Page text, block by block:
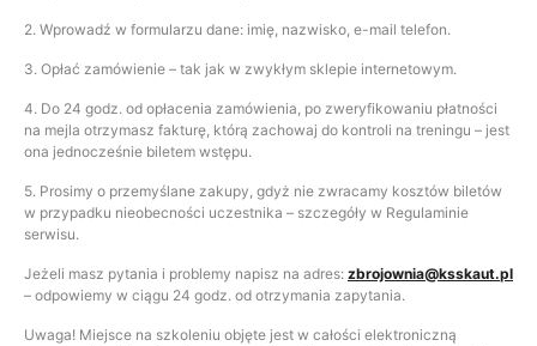
2. Wprowadź w formularzu dane: imię, nazwisko, e-mail telefon.
3. Opłać zamówienie – tak jak w zwykłym sklepie internetowym.
4. Do 24 godz. od opłacenia zamówienia, po zweryfikowaniu płatności
na mejla otrzymasz fakturę, którą zachowaj do kontroli na treningu – jest
ona jednocześnie biletem wstępu.
5. Prosimy o przemyślane zakupy, gdyż nie zwracamy kosztów biletów
w przypadku nieobecności uczestnika – szczegóły w Regulaminie
serwisu.
Jeżeli masz pytania i problemy napisz na adres: zbrojownia@ksskaut.pl
– odpowiemy w ciągu 24 godz. od otrzymania zapytania.
Uwaga! Miejsce na szkoleniu objęte jest w całości elektroniczną